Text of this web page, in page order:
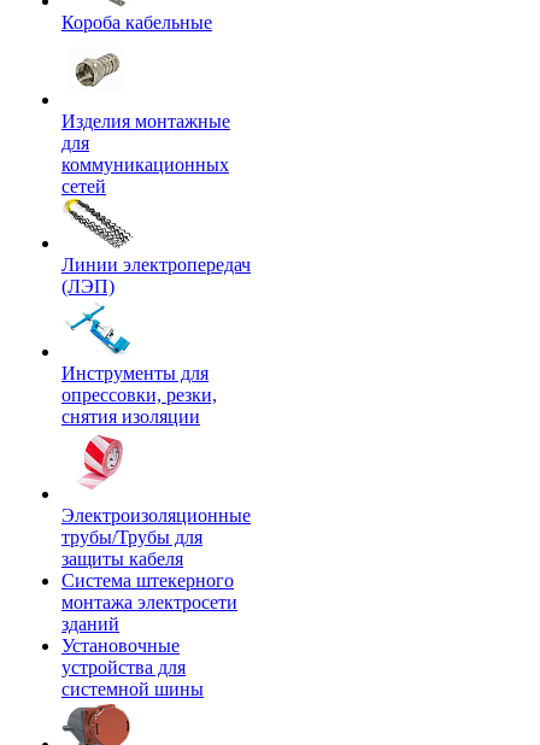
Короба кабельные
Изделия монтажные
для
коммуникационных
сетей
Линии электропередач
(ЛЭП)
Инструменты для
опрессовки, резки,
снятия изоляции
Электроизоляционные
трубы/Трубы для
защиты кабеля
Система штекерного
монтажа электросети
зданий
Установочные
устройства для
системной шины